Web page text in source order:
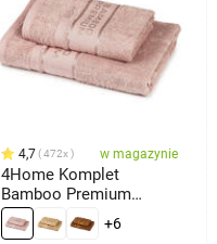
4,7 472x w magazynie
4Home Komplet
Bamboo Premium
ręczników różowy, 70 x
140 cm, 50 x 100 cm
+6